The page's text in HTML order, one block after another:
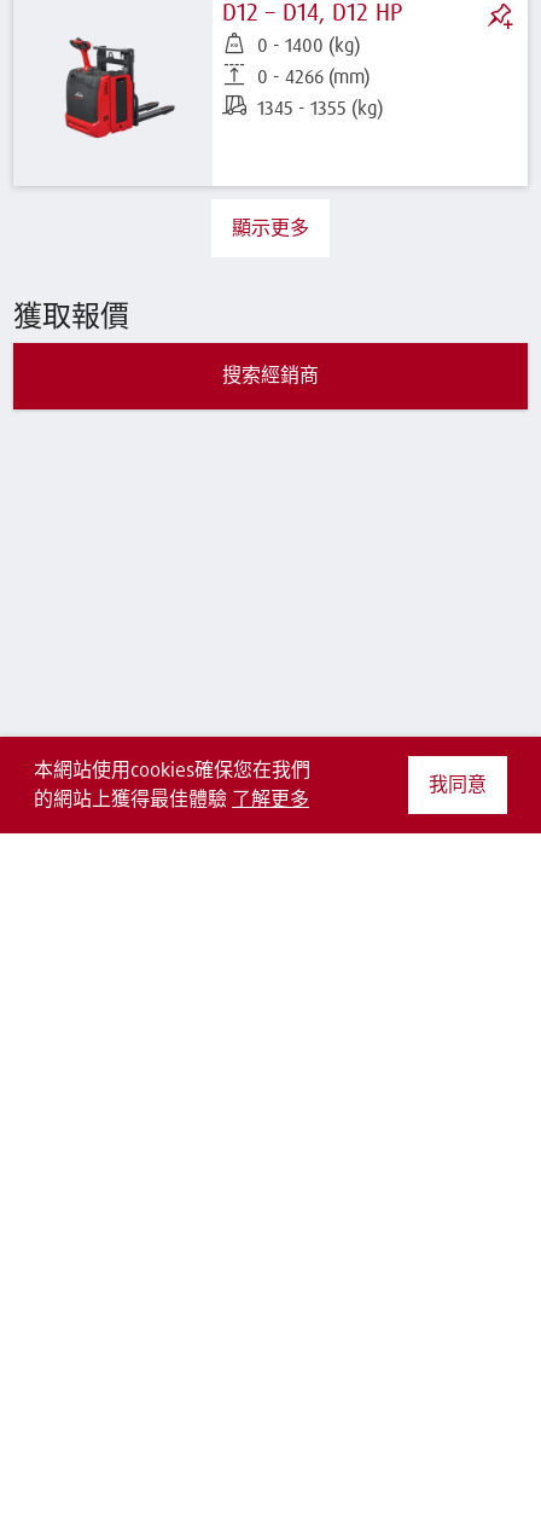
本網站使用cookies確保您在我們
的網站上獲得最佳體驗
了解更多
我同意
D12 – D14, D12 HP
0 - 1400 (kg)
0 - 4266 (mm)
1345 - 1355 (kg)
顯示更多
獲取報價
搜索經銷商